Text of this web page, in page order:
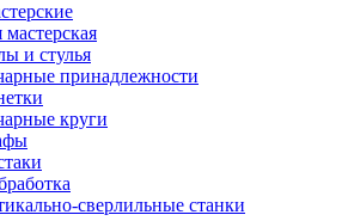
и стулья
принадлежности
круги
сверлильные станки